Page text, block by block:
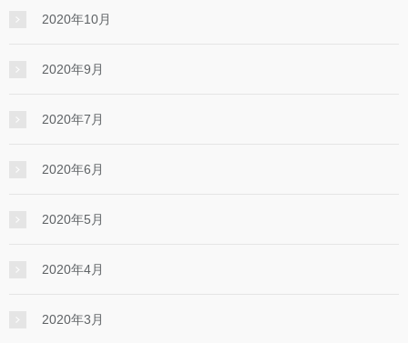
2020年10月
2020年9月
2020年7月
2020年6月
2020年5月
2020年4月
2020年3月